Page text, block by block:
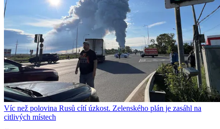
Víc než polovina Rusů cítí úzkost. Zelenského plán je zasáhl na
citlivých místech